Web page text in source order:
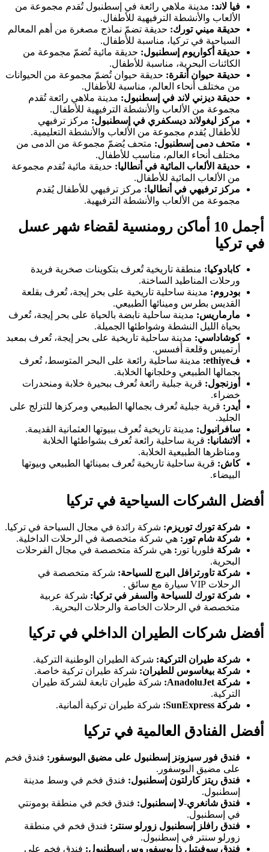
فيا لاند: مدينة ملاهي رائعة في إسطنبول تُقدم مجموعة من
الألعاب والأنشطة الترفيهية للأطفال.
حديقة ميني تورك: حديقة تضمّ نماذج مصغرة من أهم المعالم
السياحية في تركيا، مناسبة للأطفال.
حديقة أكواريوم إسطنبول: حديقة مائية تُضمّ مجموعة من
الكائنات البحرية، مناسبة للأطفال.
حديقة حيوان أنقرة: حديقة حيوان تُضمّ مجموعة من الحيوانات
من مختلف أنحاء العالم، مناسبة للأطفال.
حديقة ديزني لاند في إسطنبول: مدينة ملاهي رائعة تُقدم
مجموعة من الألعاب والأنشطة الترفيهية للأطفال.
مركز ليغولاند ديسكفري في إسطنبول: مركز ترفيهي
للأطفال يُقدم مجموعة من الألعاب والأنشطة التعليمية.
متحف دمى إسطنبول: متحف يُضمّ مجموعة من الدمى من
مختلف أنحاء العالم، مناسب للأطفال.
حديقة الألعاب المائية في أنطاليا: حديقة مائية تُقدم مجموعة
من الألعاب المائية للأطفال.
مركز ترفيهي في أنطاليا: مركز ترفيهي للأطفال يُقدم
مجموعة من الألعاب والأنشطة الترفيهية.
أجمل 10 أماكن رومنسية لقضاء شهر عسل
في تركيا
كابادوكيا: منطقة تاريخية تُعرف بتكوينات صخرية فريدة
ورحلات المناطيد الساخنة.
بودروم: مدينة ساحلية تاريخية على بحر إيجة، تُعرف بقلعة
القديس بطرس ومينائها الطبيعي.
مارماريس: مدينة ساحلية نابضة بالحياة على بحر إيجة، تُعرف
بحياة الليل النشطة وشواطئها الجميلة.
كوشاداسي: مدينة ساحلية تاريخية على بحر إيجة، تُعرف بمعبد
أرتميس وقلعة أفسس.
فethiye:
مدينة ساحلية رائعة على البحر المتوسط، تُعرف
بجمالها الطبيعي وخلجانها الخلابة.
أوزنجول: قرية جبلية رائعة تُعرف ببحيرة خلابة ومنحدرات
خضراء.
أيدر: قرية جبلية تُعرف بجمالها الطبيعي ومركزها للتزلج على
الجليد.
سافرانبول: مدينة تاريخية تُعرف ببيوتها العثمانية القديمة.
ألاتشانيا: قرية ساحلية رائعة تُعرف بشواطئها الخلابة
ومناظرها الطبيعية الخلابة.
كاش: قرية ساحلية تاريخية تُعرف بمينائها الطبيعي وبيوتها
البيضاء.
أفضل الشركات السياحية في تركيا
شركة تورك توريزم: شركة رائدة في مجال السياحة في تركيا.
شركة شام تور: هي شركة متخصصة في الرحلات الداخلية.
شركة فلوريا تور : هي شركة متخصصة في مجال الفرحلات
البحرية.
شركة تاورترافل البرج للسياحة: شركة متخصصة في
الرحلات VIP سيارة مع سائق .
شركة تورك للسياحة والسفر في تركيا: شركة عربية
متخصصة في الرحلات الخاصة والرحلات البحرية.
أفضل شركات الطيران الداخلي في تركيا
شركة طيران التركية: شركة الطيران الوطنية التركية.
شركة بيغاسوس للطيران: شركة طيران تركية خاصة.
شركة AnadoluJet:
شركة طيران تابعة لشركة طيران
التركية.
شركة SunExpress:
شركة طيران تركية ألمانية.
أفضل الفنادق العالمية في تركيا
فندق فور سيزونز إسطنبول على مضيق البوسفور: فندق فخم
على مضيق البوسفور.
فندق ريتز كارلتون إسطنبول: فندق فخم في وسط مدينة
إسطنبول.
فندق شانغري-لا إسطنبول: فندق فخم في منطقة بومونتي
في إسطنبول.
فندق رافلز إسطنبول زورلو سنتر: فندق فخم في منطقة
زورلو سنتر في إسطنبول.
فندق سوفيتيل ذا بوسفوروس إسطنبول: فندق فخم على